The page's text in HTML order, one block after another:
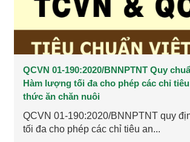
QCVN 01-190:2020/BNNPTNT Quy
Hàm lượng tối đa cho phép các chỉ
thức ăn chăn nuôi
QCVN 01-190:2020/BNNPTNT quy
tối đa cho phép các chỉ tiêu an...